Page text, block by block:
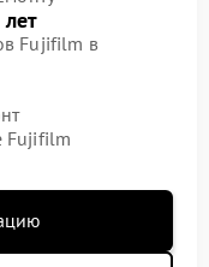
Fujifilm в
Fujifilm